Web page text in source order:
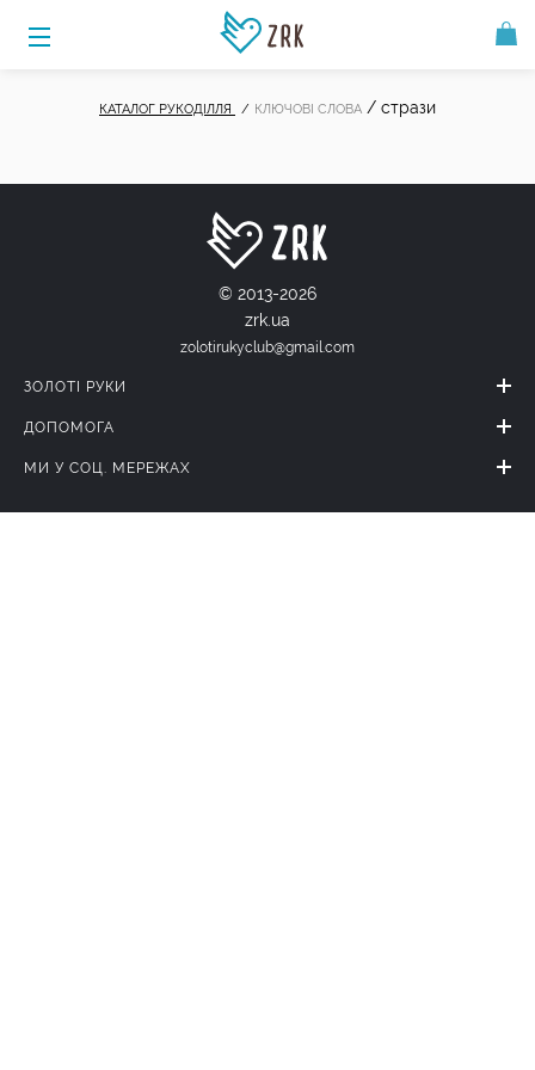
КАТАЛОГ РУКОДІЛЛЯ КЛЮЧОВІ СЛОВА / стрази
© 2013-2026
zrk.ua
zolotirukyclub@gmail.com
ЗОЛОТІ РУКИ
ДОПОМОГА
МИ У СОЦ. МЕРЕЖАХ